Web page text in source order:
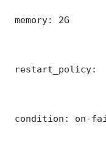
memory: 2G
restart_policy:
condition: on-